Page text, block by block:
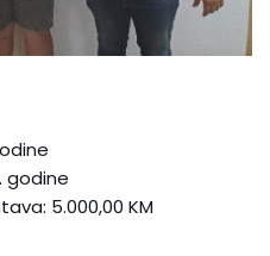
godine
5.000,00 KM